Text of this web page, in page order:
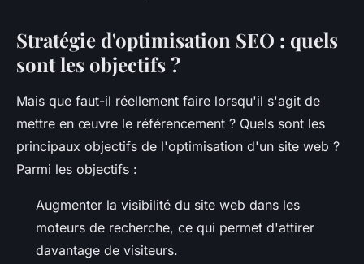
Stratégie d'optimisation SEO : quels
sont les objectifs ?
Mais que faut-il réellement faire lorsqu'il s'agit de
mettre en œuvre le référencement ? Quels sont les
principaux objectifs de l'optimisation d'un site web ?
Parmi les objectifs :
Augmenter la visibilité du site web dans les
moteurs de recherche, ce qui permet d'attirer
davantage de visiteurs.